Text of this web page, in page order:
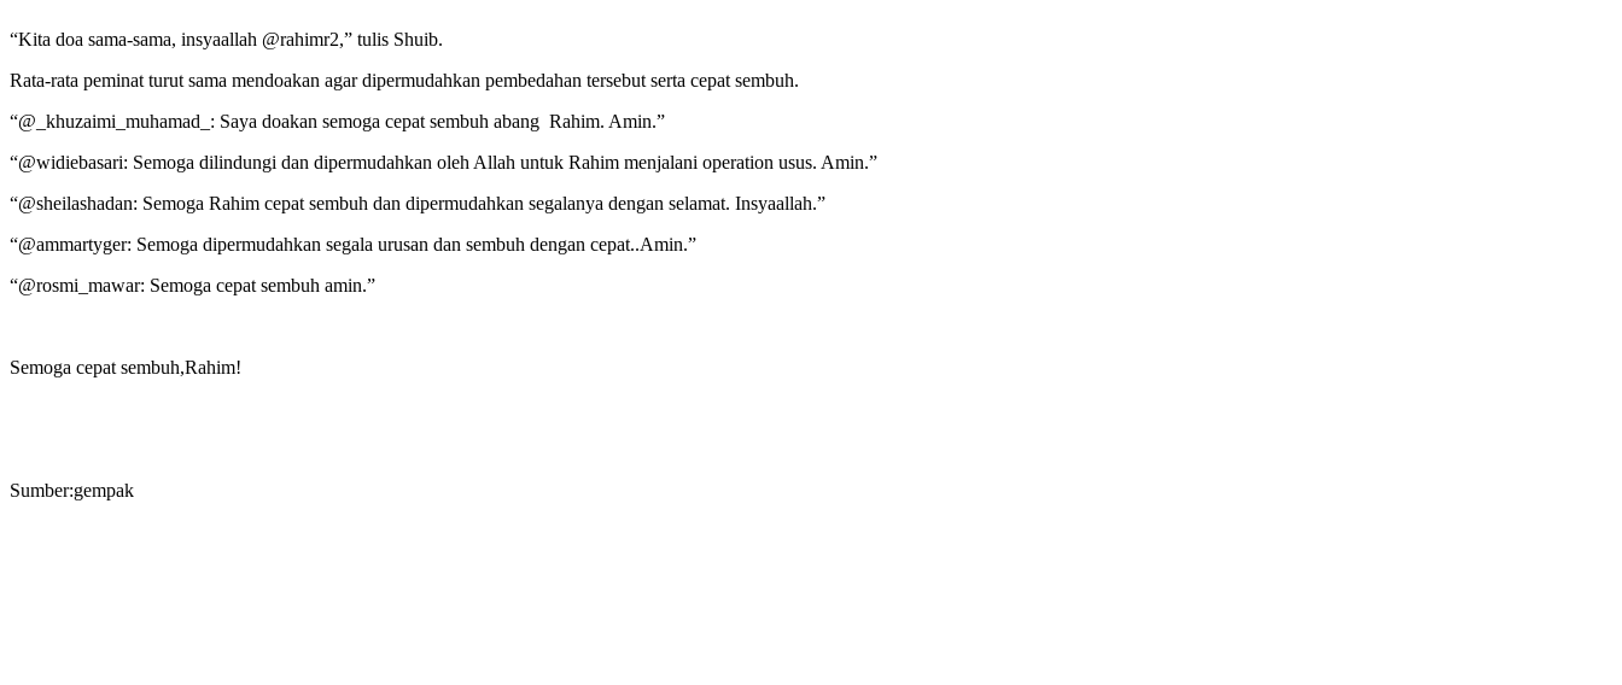
“Kita doa sama-sama, insyaallah @rahimr2,” tulis Shuib.
Rata-rata peminat turut sama mendoakan agar dipermudahkan pembedahan tersebut serta cepat sembuh.
“@_khuzaimi_muhamad_: Saya doakan semoga cepat sembuh abang Rahim. Amin.”
“@widiebasari: Semoga dilindungi dan dipermudahkan oleh Allah untuk Rahim menjalani operation usus. Amin.”
“@sheilashadan: Semoga Rahim cepat sembuh dan dipermudahkan segalanya dengan selamat. Insyaallah.”
“@ammartyger: Semoga dipermudahkan segala urusan dan sembuh dengan cepat..Amin.”
“@rosmi_mawar: Semoga cepat sembuh amin.”
Semoga cepat sembuh,Rahim!
Sumber:gempak